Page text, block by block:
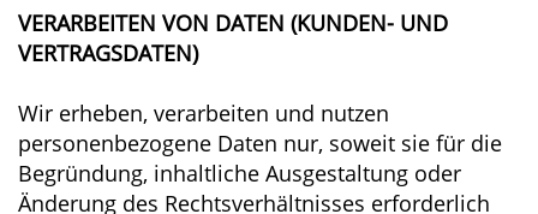
VERARBEITEN VON DATEN (KUNDEN- UND
VERTRAGSDATEN)
Wir erheben, verarbeiten und nutzen
personenbezogene Daten nur, soweit sie für die
Begründung, inhaltliche Ausgestaltung oder
Änderung des Rechtsverhältnisses erforderlich